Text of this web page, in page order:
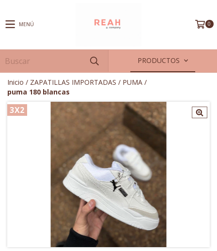
MENÚ 0
PRODUCTOS
Inicio / ZAPATILLAS IMPORTADAS / PUMA /
puma 180 blancas
3X2